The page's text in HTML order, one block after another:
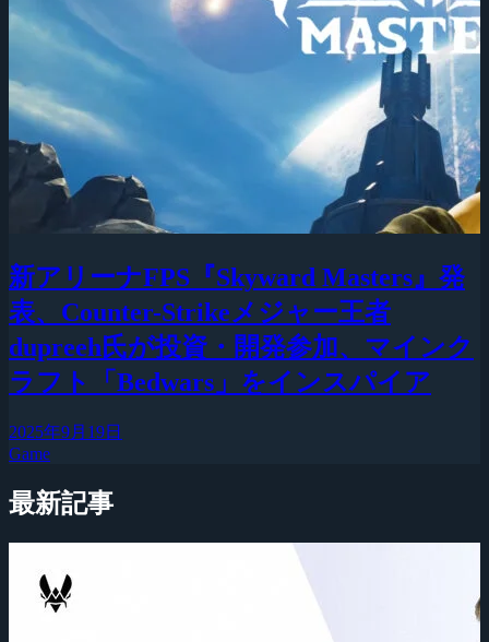
新アリーナFPS『Skyward Masters』発
表、Counter-Strikeメジャー王者
dupreeh氏が投資・開発参加、マインク
ラフト「Bedwars」をインスパイア
2025年9月19日
Game
最新記事